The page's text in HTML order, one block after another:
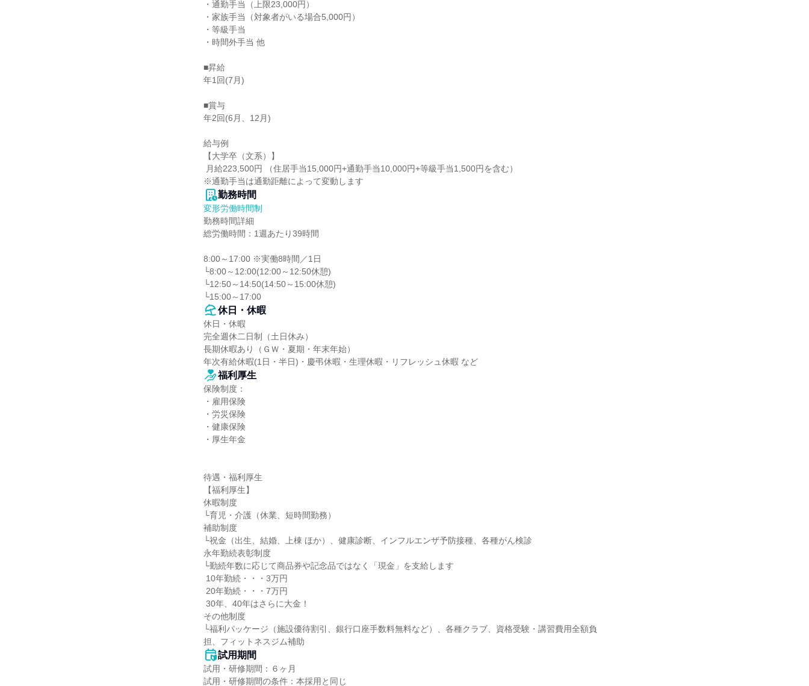
・通勤手当（上限23,000円）
・家族手当（対象者がいる場合5,000円）
・等級手当
・時間外手当 他
■昇給
年1回(7月)
■賞与
年2回(6月、12月)
給与例
【大学卒（文系）】
※通勤手当は通勤距離によって変動します
勤務時間
変形労働時間制
勤務時間詳細
総労働時間：1週あたり39時間
8:00～17:00 ※実働8時間／1日
└8:00～12:00(12:00～12:50休憩)
└12:50～14:50(14:50～15:00休憩)
└15:00～17:00
休日・休暇
休日・休暇
完全週休二日制（土日休み）
長期休暇あり（ＧＷ・夏期・年末年始）
年次有給休暇(1日・半日)・慶弔休暇・生理休暇・リフレッシュ休暇 など
福利厚生
保険制度：
・雇用保険
・労災保険
・健康保険
・厚生年金
待遇・福利厚生
【福利厚生】
休暇制度
└育児・介護（休業、短時間勤務）
補助制度
└祝金（出生、結婚、上棟 ほか）、健康診断、インフルエンザ予防接種、各種がん検診
永年勤続表彰制度
└勤続年数に応じて商品券や記念品ではなく「現金」を支給します
その他制度
└福利パッケージ（施設優待割引、銀行口座手数料無料など）、各種クラブ、資格受験・講習費用全額負
担、フィットネスジム補助
試用期間
試用・研修期間：６ヶ月